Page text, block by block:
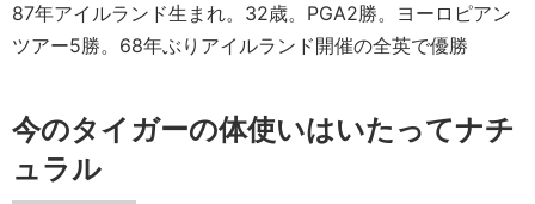
87年アイルランド生まれ。32歳。PGA2勝。ヨーロピアン
ツアー5勝。68年ぶりアイルランド開催の全英で優勝
今のタイガーの体使いはいたってナチ
ュラル